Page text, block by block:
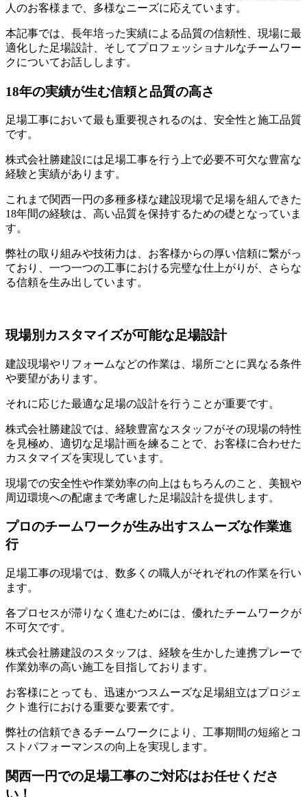
人のお客様まで、多様なニーズに応えています。
本記事では、長年培った実績による品質の信頼性、現場に最
適化した足場設計、そしてプロフェッショナルなチームワー
クについてお話しします。
18年の実績が生む信頼と品質の高さ
足場工事において最も重要視されるのは、安全性と施工品質
です。
株式会社勝建設には足場工事を行う上で必要不可欠な豊富な
経験と実績があります。
これまで関西一円の多種多様な建設現場で足場を組んできた
18年間の経験は、高い品質を保持するための礎となっていま
す。
弊社の取り組みや技術力は、お客様からの厚い信頼に繋がっ
ており、一つ一つの工事における完璧な仕上がりが、さらな
る信頼を生み出しています。
現場別カスタマイズが可能な足場設計
建設現場やリフォームなどの作業は、場所ごとに異なる条件
や要望があります。
それに応じた最適な足場の設計を行うことが重要です。
株式会社勝建設では、経験豊富なスタッフがその現場の特性
を見極め、適切な足場計画を練ることで、お客様に合わせた
カスタマイズを実現しています。
現場での安全性や作業効率の向上はもちろんのこと、美観や
周辺環境への配慮まで考慮した足場設計を提供します。
プロのチームワークが生み出すスムーズな作業進
行
足場工事の現場では、数多くの職人がそれぞれの作業を行い
ます。
各プロセスが滞りなく進むためには、優れたチームワークが
不可欠です。
株式会社勝建設のスタッフは、経験を生かした連携プレーで
作業効率の高い施工を目指しております。
お客様にとっても、迅速かつスムーズな足場組立はプロジェ
クト進行における重要な要素です。
弊社の信頼できるチームワークにより、工事期間の短縮とコ
ストパフォーマンスの向上を実現します。
関西一円での足場工事のご対応はお任せくださ
い！